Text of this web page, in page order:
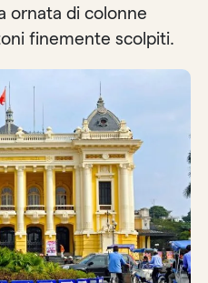
ornata di colonne
finemente scolpiti.